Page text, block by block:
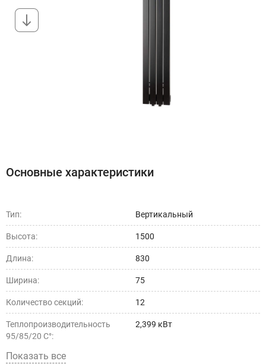
Основные характеристики
Тип: Вертикальный
Высота: 1500
Длина: 830
Ширина: 75
Количество секций: 12
Теплопроизводительность
95/85/20 С°:
2,399 кВт
Теплопроизводительность
Показать все